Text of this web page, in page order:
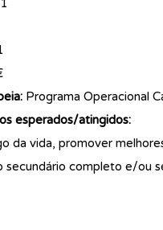
Programa Operacional
esperados/atingidos:
da vida, promover
secundário completo e/ou